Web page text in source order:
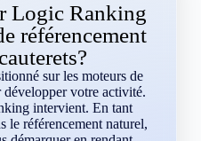
Logic Ranking
référencement
sur les moteurs de
votre activité.
intervient. En tant
le référencement naturel,